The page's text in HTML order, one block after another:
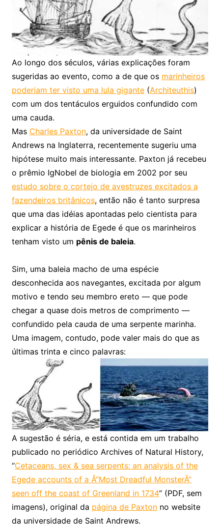
Ao longo dos séculos, várias explicações foram
sugeridas ao evento, como a de que os marinheiros
poderiam ter visto uma lula gigante(Architeuthis)
com um dos tentáculos erguidos confundido com
uma cauda.
Mas Charles Paxton, da universidade de Saint
Andrews na Inglaterra, recentemente sugeriu uma
hipótese muito mais interessante. Paxton já recebeu
o prêmio IgNobel de biologia em 2002 por seu
estudo sobre o cortejo de avestruzes excitados a
fazendeiros britânicos, então não é tanto surpresa
que uma das idéias apontadas pelo cientista para
explicar a história de Egede é que os marinheiros
tenham visto um pênis de baleia.
Sim, uma baleia macho de uma espécie
desconhecida aos navegantes, excitada por algum
motivo e tendo seu membro ereto — que pode
chegar a quase dois metros de comprimento —
confundido pela cauda de uma serpente marinha.
Uma imagem, contudo, pode valer mais do que as
últimas trinta e cinco palavras:
A sugestão é séria, e está contida em um trabalho
publicado no periódico Archives of Natural History,
“Cetaceans, sex & sea serpents: an analysis of the
Egede accounts of a Â“Most Dreadful MonsterÂ”
seen off the coast of Greenland in 1734” (PDF, sem
imagens), original da página de Paxtonno website
da universidade de Saint Andrews.